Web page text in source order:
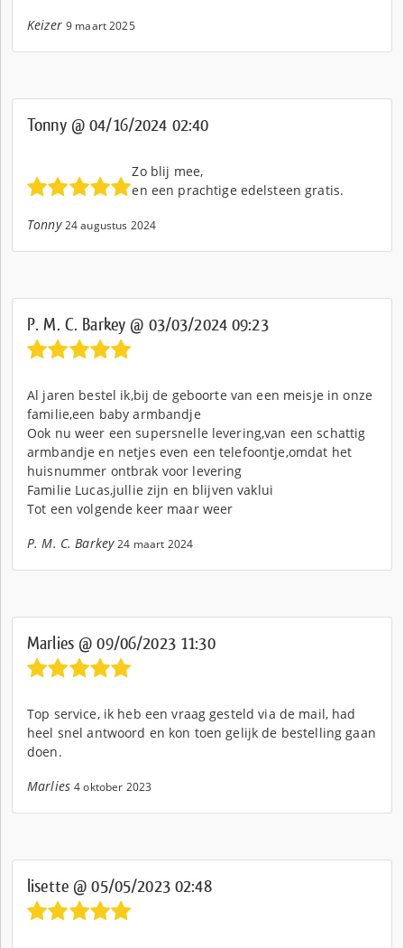
Keizer 9 maart 2025
Tonny @ 04/16/2024 02:40
Zo blij mee,
en een prachtige edelsteen gratis.
Tonny 24 augustus 2024
P. M. C. Barkey @ 03/03/2024 09:23
Al jaren bestel ik,bij de geboorte van een meisje in onze
familie,een baby armbandje
Ook nu weer een supersnelle levering,van een schattig
armbandje en netjes even een telefoontje,omdat het
huisnummer ontbrak voor levering
Familie Lucas,jullie zijn en blijven vaklui
Tot een volgende keer maar weer
P. M. C. Barkey 24 maart 2024
Marlies @ 09/06/2023 11:30
Top service, ik heb een vraag gesteld via de mail, had
heel snel antwoord en kon toen gelijk de bestelling gaan
doen.
Marlies 4 oktober 2023
lisette @ 05/05/2023 02:48